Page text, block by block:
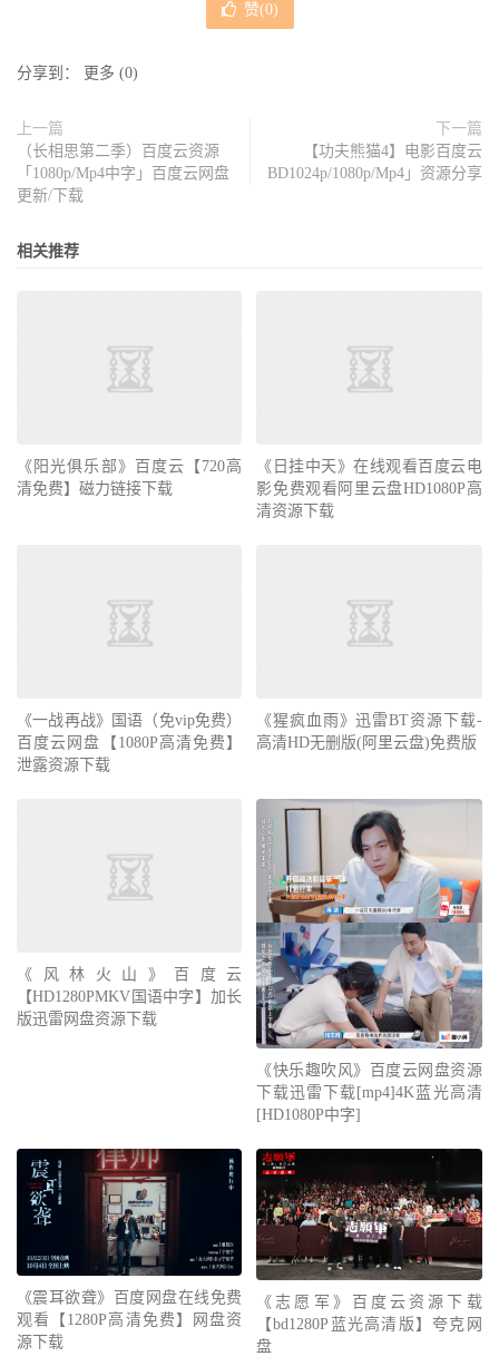
赞(0)
分享到： 更多 (0)
上一篇
（长相思第二季）百度云资源
「1080p/Mp4中字」百度云网盘
更新/下载
下一篇
【功夫熊猫4】电影百度云
BD1024p/1080p/Mp4」资源分享
相关推荐
《阳光俱乐部》百度云【720高
清免费】磁力链接下载
《日挂中天》在线观看百度云电
影免费观看阿里云盘HD1080P高
清资源下载
《一战再战》国语（免vip免费）
百度云网盘【1080P高清免费】
泄露资源下载
《猩疯血雨》迅雷BT资源下载-
高清HD无删版(阿里云盘)免费版
《风林火山》百度云
【HD1280PMKV国语中字】加长
版迅雷网盘资源下载
《快乐趣吹风》百度云网盘资源
下载迅雷下载[mp4]4K蓝光高清
[HD1080P中字]
《震耳欲聋》百度网盘在线免费
观看【1280P高清免费】网盘资
源下载
《志愿军》百度云资源下载
【bd1280P蓝光高清版】夸克网
盘